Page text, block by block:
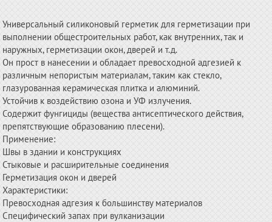
Универсальный силиконовый герметик для герметизации при
выполнении общестроительных работ, как внутренних, так и
наружных, герметизации окон, дверей и т.д.
Он прост в нанесении и обладает превосходной адгезией к
различным непористым материалам, таким как стекло,
глазурованная керамическая плитка и алюминий.
Устойчив к воздействию озона и УФ излучения.
Содержит фунгициды (вещества антисептического действия,
препятствующие образованию плесени).
Применение:
Швы в здании и конструкциях
Стыковые и расширительные соединения
Герметизация окон и дверей
Характеристики:
Превосходная адгезия к большинству материалов
Специфический запах при вулканизации